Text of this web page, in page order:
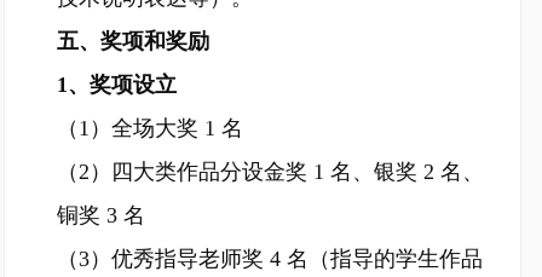
五、奖项和奖励
1、奖项设立
（1）全场大奖 1 名
（2）四大类作品分设金奖 1 名、银奖 2 名、
铜奖 3 名
（3）优秀指导老师奖 4 名（指导的学生作品